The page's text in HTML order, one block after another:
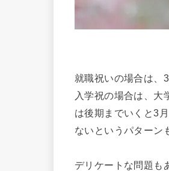
就職祝いの場合は、
入学祝の場合は、大
は後期までいくと3
ないというパターン
デリケートな問題も